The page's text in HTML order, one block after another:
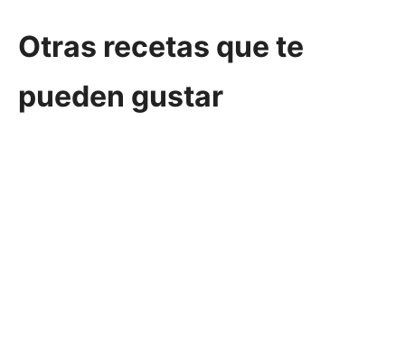
Otras recetas que te
pueden gustar